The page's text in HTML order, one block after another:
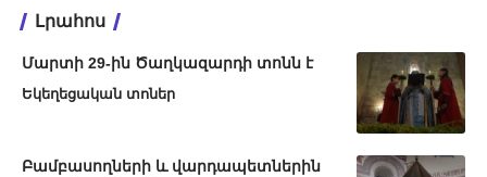
Լրահոս
Մարտի 29-ին Ծաղկազարդի տոնն է
Եկեղեցական տոներ
Բամբասողների և վարդապետներին